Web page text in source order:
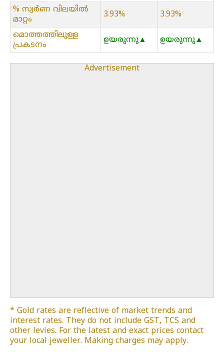
% സ്വർണ വിലയിൽ
മാറ്റം
3.93% 3.93%
മൊത്തത്തിലുള്ള
പ്രകടനം
ഉയരുന്നു▲ ഉയരുന്നു▲
Advertisement
* Gold rates are reflective of market trends and
interest rates. They do not include GST, TCS and
other levies. For the latest and exact prices contact
your local jeweller. Making charges may apply.